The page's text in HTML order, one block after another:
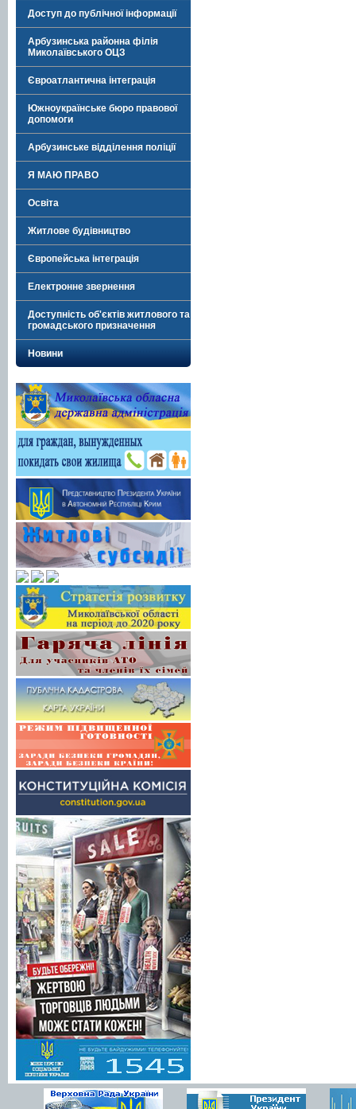
Доступ до публічної інформації
Арбузинська районна філія
Миколаївського ОЦЗ
Євроатлантична інтеграція
Южноукраїнське бюро правової
допомоги
Арбузинське відділення поліції
Я МАЮ ПРАВО
Освіта
Житлове будівництво
Європейська інтеграція
Електронне звернення
Доступність об'єктів житлового та
громадського призначення
Новини